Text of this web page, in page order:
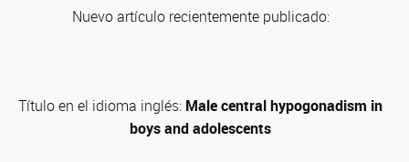
Nuevo artículo recientemente publicado:
Título en el idioma inglés: Male central hypogonadism in
boys and adolescents